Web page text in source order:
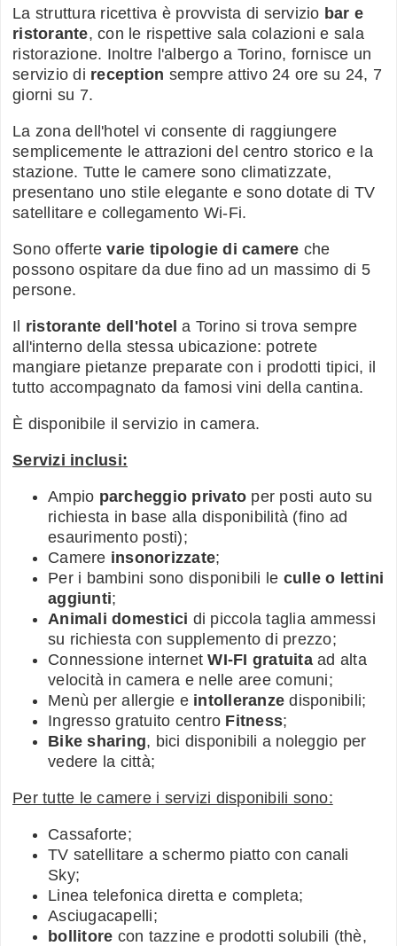
La struttura ricettiva è provvista di servizio bar e
ristorante, con le rispettive sala colazioni e sala
ristorazione. Inoltre l'albergo a Torino, fornisce un
servizio di reception sempre attivo 24 ore su 24, 7
giorni su 7.
La zona dell'hotel vi consente di raggiungere
semplicemente le attrazioni del centro storico e la
stazione. Tutte le camere sono climatizzate,
presentano uno stile elegante e sono dotate di TV
satellitare e collegamento Wi-Fi.
Sono offertevarie tipologie di camere che
possono ospitare da due fino ad un massimo di 5
persone.
Il ristorante dell'hotel a Torino si trova sempre
all'interno della stessa ubicazione: potrete
mangiare pietanze preparate con i prodotti tipici, il
tutto accompagnato da famosi vini della cantina.
È disponibile il servizio in camera.
Servizi inclusi:
Ampio parcheggio privato per posti auto su
richiesta in base alla disponibilità (fino ad
esaurimento posti);
Camere insonorizzate;
Per i bambini sono disponibili le culle o lettini
aggiunti;
Animali domestici di piccola taglia ammessi
su richiesta con supplemento di prezzo;
Connessione internetWI-FI gratuitaad alta
velocità in camera e nelle aree comuni;
Menù per allergie e intolleranze disponibili;
Ingresso gratuito centro Fitness;
Bike sharing, bici disponibili a noleggio per
vedere la città;
Per tutte le camere i servizi disponibili sono:
Cassaforte;
TV satellitare a schermo piatto con canali
Sky;
Linea telefonica diretta e completa;
Asciugacapelli;
bollitore con tazzine e prodotti solubili (thè,